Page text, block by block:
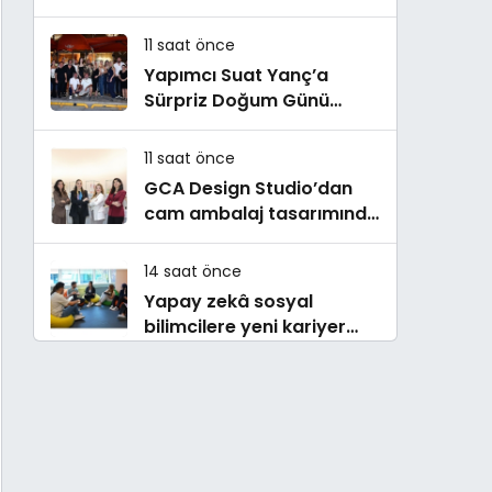
Buluştu! !Kozalak Devri! 7
Ağustos’ta Vizyonda
11 saat önce
Yapımcı Suat Yanç’a
Sürpriz Doğum Günü
Kutlaması!
11 saat önce
GCA Design Studio’dan
cam ambalaj tasarımında
bütüncül yaklaşım
14 saat önce
Yapay zekâ sosyal
bilimcilere yeni kariyer